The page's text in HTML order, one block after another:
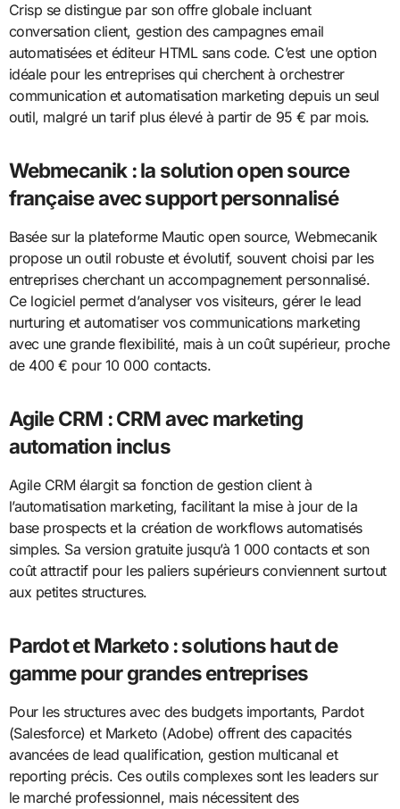
Crisp se distingue par son offre globale incluant
conversation client, gestion des campagnes email
automatisées et éditeur HTML sans code. C’est une option
idéale pour les entreprises qui cherchent à orchestrer
communication et automatisation marketing depuis un seul
outil, malgré un tarif plus élevé à partir de 95 € par mois.
Webmecanik : la solution open source
française avec support personnalisé
Basée sur la plateforme Mautic open source, Webmecanik
propose un outil robuste et évolutif, souvent choisi par les
entreprises cherchant un accompagnement personnalisé.
Ce logiciel permet d’analyser vos visiteurs, gérer le lead
nurturing et automatiser vos communications marketing
avec une grande flexibilité, mais à un coût supérieur, proche
de 400 € pour 10 000 contacts.
Agile CRM : CRM avec marketing
automation inclus
Agile CRM élargit sa fonction de gestion client à
l’automatisation marketing, facilitant la mise à jour de la
base prospects et la création de workflows automatisés
simples. Sa version gratuite jusqu’à 1 000 contacts et son
coût attractif pour les paliers supérieurs conviennent surtout
aux petites structures.
Pardot et Marketo : solutions haut de
gamme pour grandes entreprises
Pour les structures avec des budgets importants, Pardot
(Salesforce) et Marketo (Adobe) offrent des capacités
avancées de lead qualification, gestion multicanal et
reporting précis. Ces outils complexes sont les leaders sur
le marché professionnel, mais nécessitent des